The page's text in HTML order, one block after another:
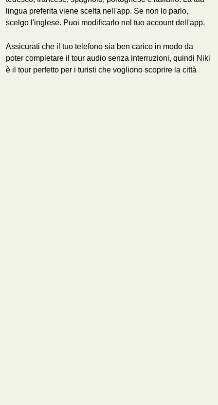
lingua preferita viene scelta nell'app. Se non lo parlo,
scelgo l'inglese. Puoi modificarlo nel tuo account dell'app.
Assicurati che il tuo telefono sia ben carico in modo da
poter completare il tour audio senza interruzioni, quindi Niki
è il tour perfetto per i turisti che vogliono scoprire la città